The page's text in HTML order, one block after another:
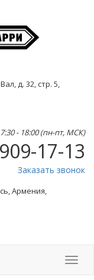
д. 32, стр. 5,
7:30 - 18:00 (пн-пт, МСК)
17-13
Заказать звонок
Армения,